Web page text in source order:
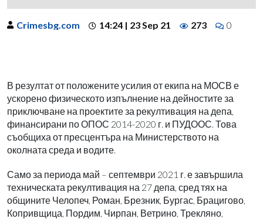
Crimesbg.com 14:24 | 23 Sep 21 273 0
В резултат от положените усилия от екипа на МОСВ е
ускорено физическото изпълнение на дейностите за
приключване на проектите за рекултивация на депа,
финансирани по ОПОС 2014-2020 г. и ПУДООС. Това
съобщиха от пресцентъра на Министерството на
околната среда и водите.
Само за периода май – септември 2021 г. е завършила
техническата рекултивация на 27 депа, сред тях на
общините Челопеч, Роман, Брезник, Бургас, Брацигово,
Копривщица, Пордим, Чирпан, Ветрино, Трекляно,